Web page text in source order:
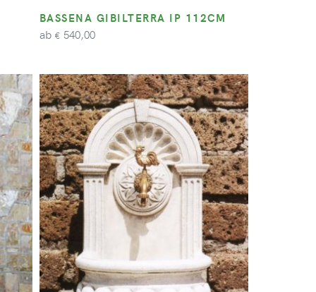
BASSENA GIBILTERRA IP 112CM
ab € 540,00